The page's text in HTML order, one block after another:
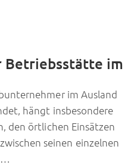
Betriebsstätte im
im Ausland
hängt insbesondere
den örtlichen Einsätzen
seinen einzelnen